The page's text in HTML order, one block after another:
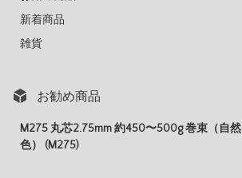
新着商品
雑貨
お勧め商品
M275 丸芯2.75mm 約450〜500g 巻束（自然
色） (M275)